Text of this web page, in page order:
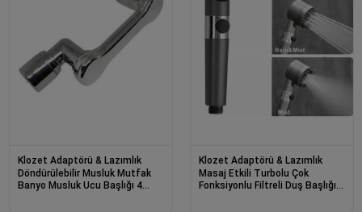
Klozet Adaptörü & Lazımlık
Döndürülebilir Musluk Mutfak
Banyo Musluk Ucu Başlığı 4
Klozet Adaptörü & Lazımlık
Masaj Etkili Turbolu Çok
Fonksiyonlu Filtreli Duş Başlığı